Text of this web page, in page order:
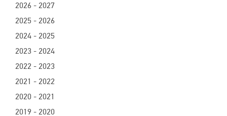
2026 - 2027
2025 - 2026
2024 - 2025
2023 - 2024
2022 - 2023
2021 - 2022
2020 - 2021
2019 - 2020